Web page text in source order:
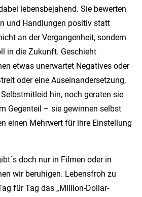
lebensbejahend. Sie bewerten
und Handlungen positiv statt
an der Vergangenheit, sondern
in die Zukunft. Geschieht
etwas unerwartet Negatives oder
oder eine Auseinandersetzung,
hin, noch geraten sie
Gegenteil – sie gewinnen selbst
einen Mehrwert für ihre Einstellung
doch nur in Filmen oder in
wir beruhigen. Lebensfroh zu
für Tag das „Million-Dollar-